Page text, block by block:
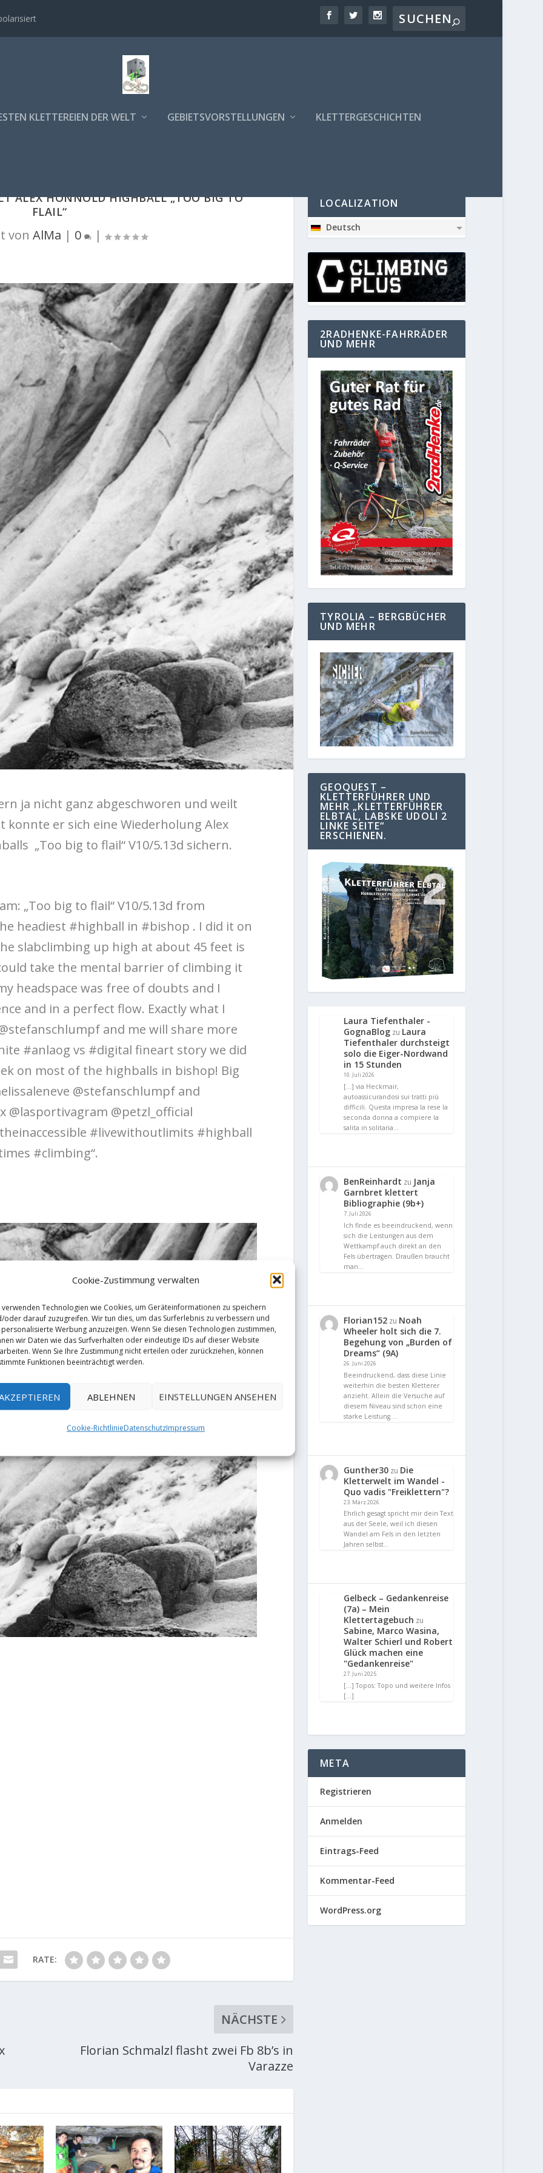
Cookie-Zustimmung verwalten
verwenden Technologien wie Cookies, um Geräteinformationen zu speichern
oder darauf zuzugreifen. Wir tun dies, um das Surferlebnis zu verbessern und
Werbung anzuzeigen. Wenn Sie diesen Technologien zustimmen,
wir Daten wie das Surfverhalten oder eindeutige IDs auf dieser Website
Wenn Sie Ihre Zustimmung nicht erteilen oder zurückziehen, können
Funktionen beeinträchtigt werden.
ABLEHNEN EINSTELLUNGEN ANSEHEN
Cookie-RichtlinieDatenschutzImpressum
KLETTEREIEN DER WELT GEBIETSVORSTELLUNGEN KLETTERGESCHICHTEN
ALEX HONNOLD HIGHBALL „TOO BIG TO
FLAIL“
von AlMa | 0 |
ja nicht ganz abgeschworen und weilt
konnte er sich eine Wiederholung Alex
„Too big to flail“ V10/5.13d sichern.
„Too big to flail“ V10/5.13d from
headiest #highball in #bishop . I did it on
slabclimbing up high at about 45 feet is
take the mental barrier of climbing it
headspace was free of doubts and I
and in a perfect flow. Exactly what I
and me will share more
#anlaog vs #digital fineart story we did
on most of the highballs in bishop! Big
@stefanschlumpf and
@lasportivagram @petzl_official
#livewithoutlimits #highball
#climbing“.
RATE:
NÄCHSTE
Florian Schmalzl flasht zwei Fb 8b’s in
Varazze
LOCALIZATION
Deutsch
2RADHENKE-FAHRRÄDER
UND MEHR
TYROLIA – BERGBÜCHER
UND MEHR
GEOQUEST –
KLETTERFÜHRER UND
MEHR „KLETTERFÜHRER
ELBTAL, LABSKE UDOLI 2
LINKE SEITE“
ERSCHIENEN.
Laura Tiefenthaler -
GognaBlog zu Laura
Tiefenthaler durchsteigt
solo die Eiger-Nordwand
in 15 Stunden
10. Juli 2026
[…] via Heckmair,
autoassicurandosi sui tratti più
difficili. Questa impresa la rese la
seconda donna a compiere la
salita in solitaria…
BenReinhardt zu Janja
Garnbret klettert
Bibliographie (9b+)
7. Juli 2026
Ich finde es beeindruckend, wenn
sich die Leistungen aus dem
Wettkampf auch direkt an den
Fels übertragen. Draußen braucht
man…
Florian152 zu Noah
Wheeler holt sich die 7.
Begehung von „Burden of
Dreams“ (9A)
26. Juni 2026
Beeindruckend, dass diese Linie
weiterhin die besten Kletterer
anzieht. Allein die Versuche auf
diesem Niveau sind schon eine
starke Leistung.…
Gunther30 zu Die
Kletterwelt im Wandel -
Quo vadis "Freiklettern"?
23. März 2026
Ehrlich gesagt spricht mir dein Text
aus der Seele, weil ich diesen
Wandel am Fels in den letzten
Jahren selbst…
Gelbeck – Gedankenreise
(7a) – Mein
Klettertagebuch zu
Sabine, Marco Wasina,
Walter Schierl und Robert
Glück machen eine
"Gedankenreise"
27. Juni 2025
[…] Topos: Topo und weitere Infos
[…]
META
Registrieren
Anmelden
Eintrags-Feed
Kommentar-Feed
WordPress.org